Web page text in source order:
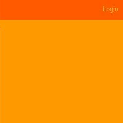
Login